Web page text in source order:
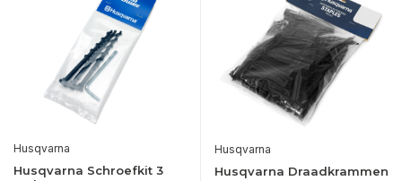
Husqvarna
Husqvarna Schroefkit 3
Husqvarna
Husqvarna Draadkrammen